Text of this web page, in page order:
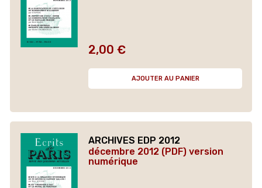
Prix
2,00 €
AJOUTER AU PANIER
ARCHIVES EDP 2012
décembre 2012 (PDF) version
numérique